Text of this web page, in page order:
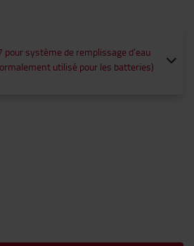
pour système de remplissage d'eau
utilisé pour les batteries)